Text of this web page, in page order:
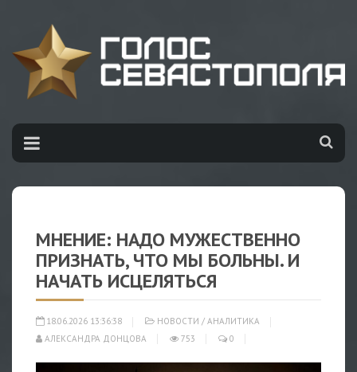
МНЕНИЕ: НАДО МУЖЕСТВЕННО
ПРИЗНАТЬ, ЧТО МЫ БОЛЬНЫ. И
НАЧАТЬ ИСЦЕЛЯТЬСЯ
18.06.2026 13:36:38 НОВОСТИ / АНАЛИТИКА
АЛЕКСАНДРА ДОНЦОВА
753 0